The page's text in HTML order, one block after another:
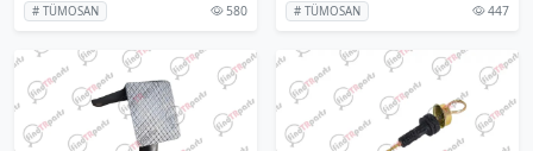
# TÜMOSAN 580 # TÜMOSAN 447